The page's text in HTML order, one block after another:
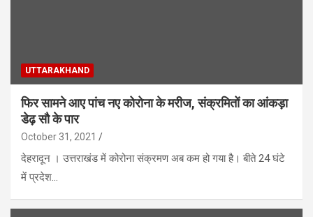
UTTARAKHAND
फिर सामने आए पांच नए कोरोना के मरीज, संक्रमितों का आंकड़ा
डेढ़ सौ के पार
October 31, 2021
देहरादून । उत्तराखंड में कोरोना संक्रमण अब कम हो गया है। बीते 24 घंटे
में प्रदेश…